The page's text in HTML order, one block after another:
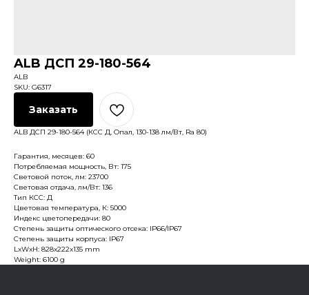
ALB ДСП 29-180-564
ALB
SKU: G6317
Заказать
ALB ДСП 29-180-564 (КСС Д, Опал, 130-138 лм/Вт, Ra 80)
Гарантия, месяцев: 60
Потребляемая мощность, Вт: 175
Световой поток, лм: 23700
Световая отдача, лм/Вт: 136
Тип КСС: Д
Цветовая температура, К: 5000
Индекс цветопередачи: 80
Степень защиты оптического отсека: IP66/IP67
Степень защиты корпуса: IP67
LxWxH: 828x222x135 mm
Weight: 6100 g